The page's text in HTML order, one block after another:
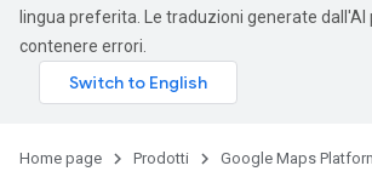
lingua preferita. Le traduzioni generate dall'AI
contenere errori.
Home page Prodotti
Google Maps